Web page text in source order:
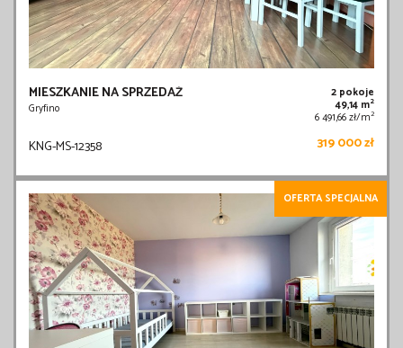
MIESZKANIE NA SPRZEDAŻ
Gryfino
2 pokoje
49,14 m2
6 491,66 zł/m2
KNG-MS-12358 319 000 zł
OFERTA SPECJALNA